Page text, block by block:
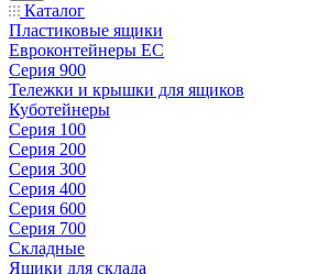
Каталог
Пластиковые ящики
Евроконтейнеры ЕС
Серия 900
Тележки и крышки для ящиков
Куботейнеры
Серия 100
Серия 200
Серия 300
Серия 400
Серия 600
Серия 700
Складные
Ящики для склада